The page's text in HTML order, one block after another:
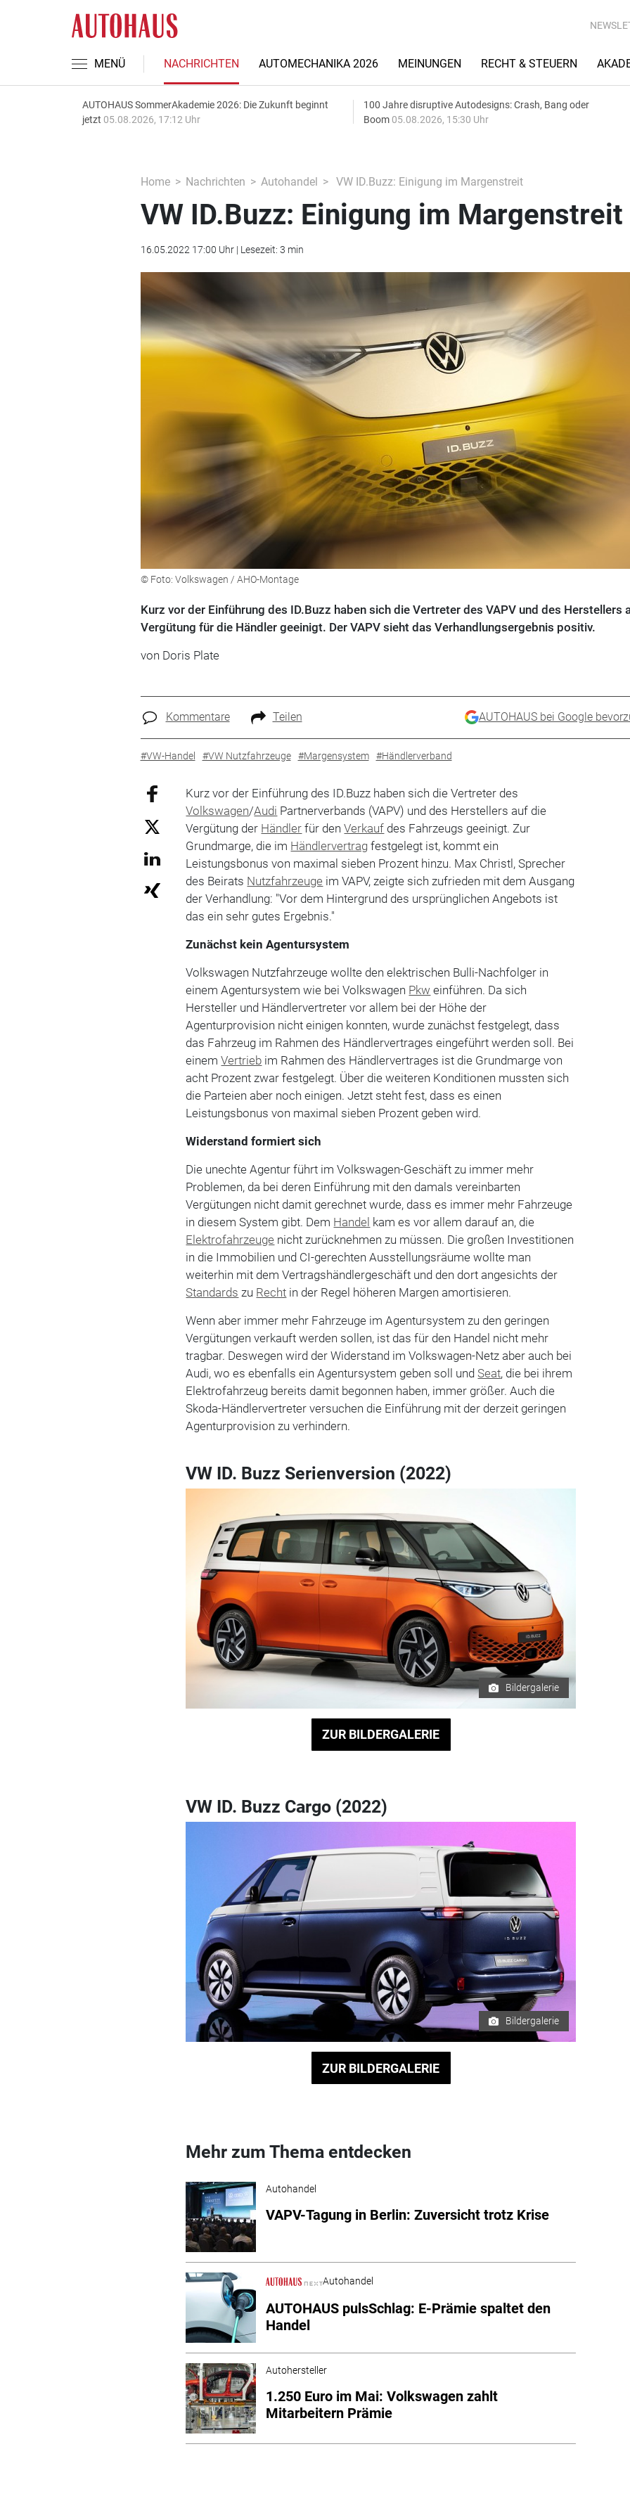
MENÜ NACHRICHTEN AUTOMECHANIKA 2026 MEINUNGEN RECHT & STEUERN
AUTOHAUS SommerAkademie 2026: Die Zukunft beginnt
jetzt 05.08.2026, 17:12 Uhr
100 Jahre disruptive Autodesigns: Crash, Bang oder
Boom 05.08.2026, 15:30 Uhr
Home Nachrichten Autohandel VW ID.Buzz: Einigung im Margenstreit
VW ID.Buzz: Einigung im Margenstreit
16.05.2022 17:00 Uhr | Lesezeit: 3 min
© Foto: Volkswagen / AHO-Montage
Kurz vor der Einführung des ID.Buzz haben sich die Vertreter des VAPV und des Herstellers
Vergütung für die Händler geeinigt. Der VAPV sieht das Verhandlungsergebnis positiv.
von Doris Plate
Kommentare Teilen AUTOHAUS bei Google
#VW-Handel #VW Nutzfahrzeuge #Margensystem #Händlerverband
Kurz vor der Einführung des ID.Buzz haben sich die Vertreter des
Volkswagen/Audi Partnerverbands (VAPV) und des Herstellers auf die
Vergütung der Händler für denVerkauf des Fahrzeugs geeinigt. Zur
Grundmarge, die im Händlervertrag festgelegt ist, kommt ein
Leistungsbonus von maximal sieben Prozent hinzu. Max Christl, Sprecher
des Beirats Nutzfahrzeuge im VAPV, zeigte sich zufrieden mit dem Ausgang
der Verhandlung: "Vor dem Hintergrund des ursprünglichen Angebots ist
das ein sehr gutes Ergebnis."
Zunächst kein Agentursystem
Volkswagen Nutzfahrzeuge wollte den elektrischen Bulli-Nachfolger in
einem Agentursystem wie bei Volkswagen Pkw einführen. Da sich
Hersteller und Händlervertreter vor allem bei der Höhe der
Agenturprovision nicht einigen konnten, wurde zunächst festgelegt, dass
das Fahrzeug im Rahmen des Händlervertrages eingeführt werden soll. Bei
einemVertrieb im Rahmen des Händlervertrages ist die Grundmarge von
acht Prozent zwar festgelegt. Über die weiteren Konditionen mussten sich
die Parteien aber noch einigen. Jetzt steht fest, dass es einen
Leistungsbonus von maximal sieben Prozent geben wird.
Widerstand formiert sich
Die unechte Agentur führt im Volkswagen-Geschäft zu immer mehr
Problemen, da bei deren Einführung mit den damals vereinbarten
Vergütungen nicht damit gerechnet wurde, dass es immer mehr Fahrzeuge
in diesem System gibt. Dem Handel kam es vor allem darauf an, die
Elektrofahrzeuge nicht zurücknehmen zu müssen. Die großen Investitionen
in die Immobilien und CI-gerechten Ausstellungsräume wollte man
weiterhin mit dem Vertragshändlergeschäft und den dort angesichts der
Standards zu Recht in der Regel höheren Margen amortisieren.
Wenn aber immer mehr Fahrzeuge im Agentursystem zu den geringen
Vergütungen verkauft werden sollen, ist das für den Handel nicht mehr
tragbar. Deswegen wird der Widerstand im Volkswagen-Netz aber auch bei
Audi, wo es ebenfalls ein Agentursystem geben soll und Seat, die bei ihrem
Elektrofahrzeug bereits damit begonnen haben, immer größer. Auch die
Skoda-Händlervertreter versuchen die Einführung mit der derzeit geringen
Agenturprovision zu verhindern.
VW ID. Buzz Serienversion (2022)
Bildergalerie
ZUR BILDERGALERIE
VW ID. Buzz Cargo (2022)
Bildergalerie
ZUR BILDERGALERIE
Mehr zum Thema entdecken
Autohandel
VAPV-Tagung in Berlin: Zuversicht trotz Krise
Autohandel
AUTOHAUS pulsSchlag: E-Prämie spaltet den
Handel
Autohersteller
1.250 Euro im Mai: Volkswagen zahlt
Mitarbeitern Prämie